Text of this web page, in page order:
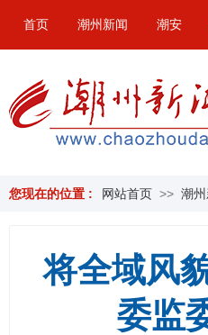
首页 潮州新闻 潮安
您现在的位置 : 网站首页 >> 潮
将全域风
委监